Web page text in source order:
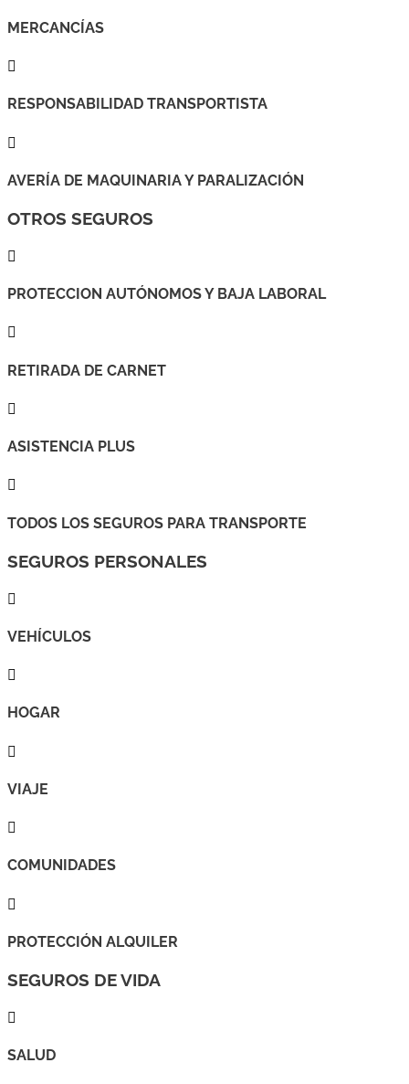
MERCANCÍAS

RESPONSABILIDAD TRANSPORTISTA

AVERÍA DE MAQUINARIA Y PARALIZACIÓN
OTROS SEGUROS

PROTECCION AUTÓNOMOS Y BAJA LABORAL

RETIRADA DE CARNET

ASISTENCIA PLUS

TODOS LOS SEGUROS PARA TRANSPORTE
SEGUROS PERSONALES

VEHÍCULOS

HOGAR

VIAJE

COMUNIDADES

PROTECCIÓN ALQUILER
SEGUROS DE VIDA

SALUD